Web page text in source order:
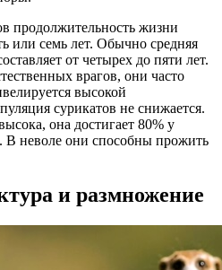
продолжительность жизни
или семь лет. Обычно средняя
от четырех до пяти лет.
врагов, они часто
высокой
сурикатов не снижается.
она достигает 80% у
В неволе они способны прожить
и размножение